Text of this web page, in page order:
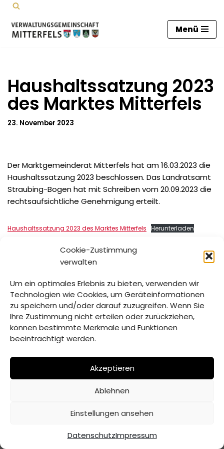
Cookie-Zustimmung
verwalten
Um ein optimales Erlebnis zu bieten, verwenden wir
Technologien wie Cookies, um Geräteinformationen
zu speichern und/oder darauf zuzugreifen. Wenn Sie
Ihre Zustimmung nicht erteilen oder zurückziehen,
können bestimmte Merkmale und Funktionen
beeinträchtigt werden.
Akzeptieren
Ablehnen
Einstellungen ansehen
DatenschutzImpressum
Zum
Inhalt
Menü
Haushaltssatzung 2023
des Marktes Mitterfels
23. November 2023
Der Marktgemeinderat Mitterfels hat am 16.03.2023 die
Haushaltssatzung 2023 beschlossen. Das Landratsamt
Straubing-Bogen hat mit Schreiben vom 20.09.2023 die
rechtsaufsichtliche Genehmigung erteilt.
Haushaltssatzung 2023 des Marktes Mitterfels Herunterladen
MARKTGEMEINDERAT MITTERFELS
STRAUBING-BOGEN
© Verwaltungsgemeinschaft Mitterfels | 2026 |
Datenschutz
Impressum Inhaltsverzeichnis